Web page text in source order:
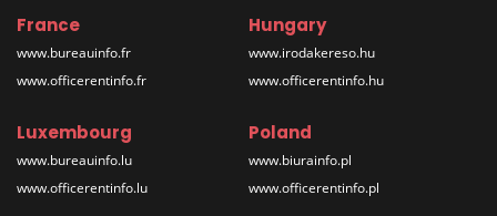
France
www.bureauinfo.fr
www.officerentinfo.fr
Hungary
www.irodakereso.hu
www.officerentinfo.hu
Luxembourg
www.bureauinfo.lu
www.officerentinfo.lu
Poland
www.biurainfo.pl
www.officerentinfo.pl